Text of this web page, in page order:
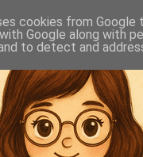
cookies from Google
Google along with
to detect and